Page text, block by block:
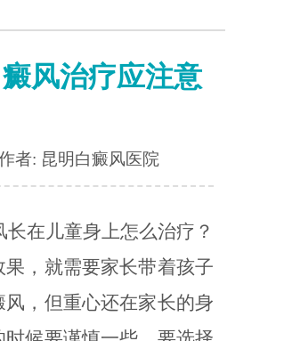
风治疗应注意
者: 昆明白癜风医院
在儿童身上怎么治疗？
，就需要家长带着孩子
，但重心还在家长的身